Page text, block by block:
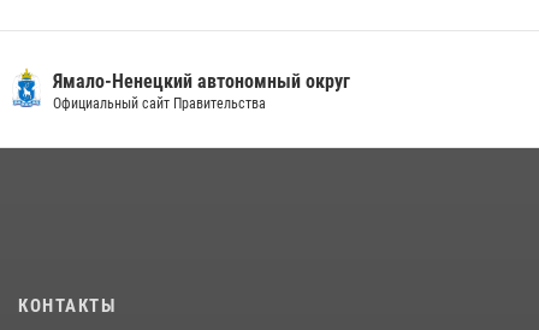
«Каникулы с Росгвардией» продолжаются на Ямале
На Ямале подведены итоги работы вневедомственной охраны
Ямало-Ненецкий автономный округ
Официальный сайт Правительства
КОНТАКТЫ